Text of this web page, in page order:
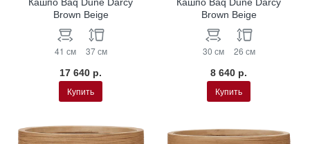
Кашпо Baq Dune Darcy
Brown Beige
41 см 37 см
17 640 р.
Купить
Кашпо Baq Dune Darcy
Brown Beige
30 см 26 см
8 640 р.
Купить